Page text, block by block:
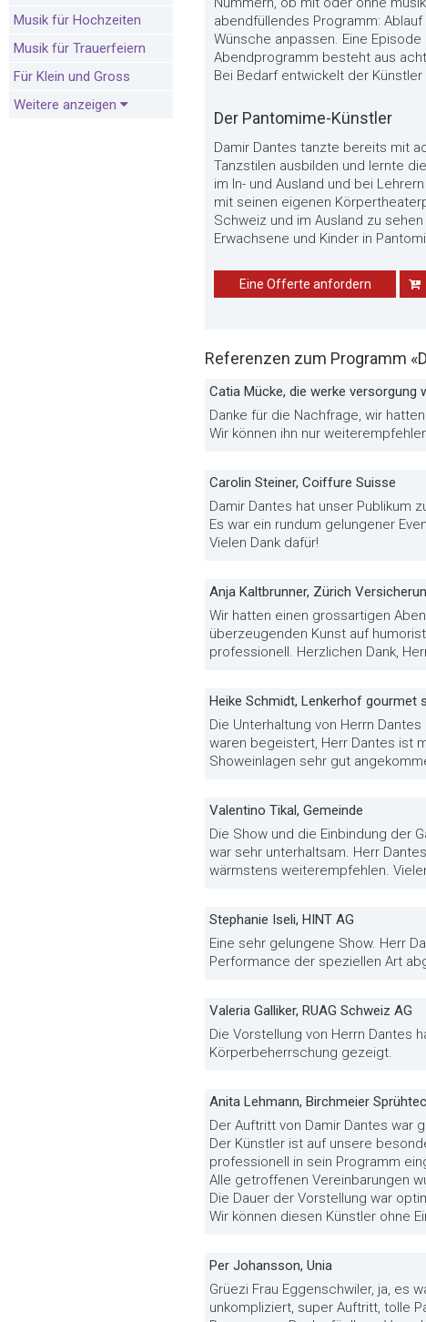
Musik für Hochzeiten
Musik für Trauerfeiern
Für Klein und Gross
Weitere anzeigen
abendfüllendes Programm:
Wünsche anpassen. Eine
Abendprogramm besteht aus
Bei Bedarf entwickelt der
Der Pantomime-Künstler
Damir Dantes tanzte bereits mit
Tanzstilen ausbilden und lernte
im In- und Ausland und bei
mit seinen eigenen
Schweiz und im Ausland zu
Erwachsene und Kinder in
Eine Offerte anfordern
Referenzen zum Programm
Catia Mücke, die werke versorgung
Danke für die Nachfrage, wir
Wir können ihn nur
Carolin Steiner, Coiffure Suisse
Damir Dantes hat unser Publikum
Es war ein rundum gelungener
Vielen Dank dafür!
Anja Kaltbrunner, Zürich
Wir hatten einen grossartigen
überzeugenden Kunst auf
professionell. Herzlichen Dank,
Heike Schmidt, Lenkerhof gourmet
Die Unterhaltung von Herrn
waren begeistert, Herr Dantes ist
Showeinlagen sehr gut
Valentino Tikal, Gemeinde
Die Show und die Einbindung der
war sehr unterhaltsam. Herr
wärmstens weiterempfehlen.
Stephanie Iseli, HINT AG
Eine sehr gelungene Show. Herr
Performance der speziellen Art
Valeria Galliker, RUAG Schweiz AG
Die Vorstellung von Herrn Dantes
Körperbeherrschung gezeigt.
Anita Lehmann, Birchmeier
Der Auftritt von Damir Dantes war
Der Künstler ist auf unsere
professionell in sein Programm
Alle getroffenen Vereinbarungen
Die Dauer der Vorstellung war
Wir können diesen Künstler ohne
Per Johansson, Unia
Grüezi Frau Eggenschwiler, ja, es
unkompliziert, super Auftritt, tolle